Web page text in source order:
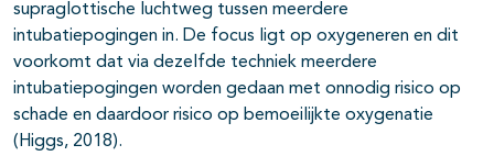
supraglottische luchtweg tussen meerdere
intubatiepogingen in. De focus ligt op oxygeneren en dit
voorkomt dat via dezelfde techniek meerdere
intubatiepogingen worden gedaan met onnodig risico op
schade en daardoor risico op bemoeilijkte oxygenatie
(Higgs, 2018).